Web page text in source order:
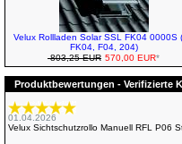
Velux Rollladen Solar SSL FK04 0000S
FK04, F04, 204)
803,25 EUR 570,00 EUR*
Produktbewertungen - Verifizierte
01.04.2026
Velux Sichtschutzrollo Manuell RFL P06